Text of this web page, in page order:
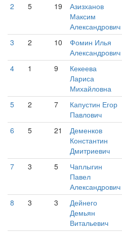
2 5 19
Азизханов
Максим
Александрович
3 2 10
Фомин Илья
Александрович
4 1 9
Кекеева
Лариса
Михайловна
5 2 7
Капустин Егор
Павлович
6 5 21
Деменков
Константин
Дмитриевич
7 3 5
Чаплыгин
Павел
Александрович
8 3 3
Дейнего
Демьян
Витальевич